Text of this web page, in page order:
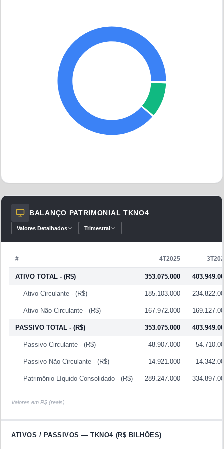
industrial, a substituição é custosa e arriscada — envolve
testes, requalificação e potencial paralisação de linha. Isso
cria barreiras à entrada e gera receita recorrente para
fornecedores como a Tekno, cujos produtos são consumíveis
industriais integrados às linhas de produção de seus clientes.
A Tekno tem suas ações listadas na B3 com ações
preferenciais negociadas sob o código TKNO4
empresa de menor porte e com operação focada no mercado
atividade da indústria de transformação brasileira —
especialmente os setores metalúrgico, automotivo e de
máquinas e equipamentos —, que determinam o volume de
da Tekno cresce; em recessões ou períodos de ociosidade
industrial elevada, o consumo recua.
atividade industrial no Brasil (especialmente metalurgia e
usinagem), pelo custo de matérias-primas químicas
câmbio (para insumos importados), pela concorrência de
multinacionais do setor de químicos industriais (como Quaker
empresa de desenvolver e qualificar novos produtos nos
Informações adicionais
BALANÇO PATRIMONIAL TKNO4
Valores Detalhados Trimestral
# 4T2025
ATIVO TOTAL - (R$) 353.075.000
Ativo Circulante - (R$) 185.103.000
Ativo Não Circulante - (R$) 167.972.000
PASSIVO TOTAL - (R$) 353.075.000
Passivo Circulante - (R$) 48.907.000
Passivo Não Circulante - (R$) 14.921.000
Patrimônio Líquido Consolidado - (R$) 289.247.000
Valores em R$ (reais)
ATIVOS / PASSIVOS —TKNO4 (R$ BILHÕES)